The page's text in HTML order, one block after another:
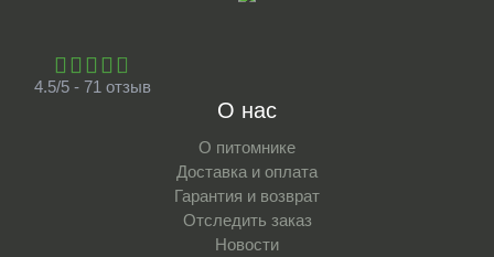
4.5/5 - 71 отзыв
О нас
О питомнике
Доставка и оплата
Гарантия и возврат
Отследить заказ
Новости